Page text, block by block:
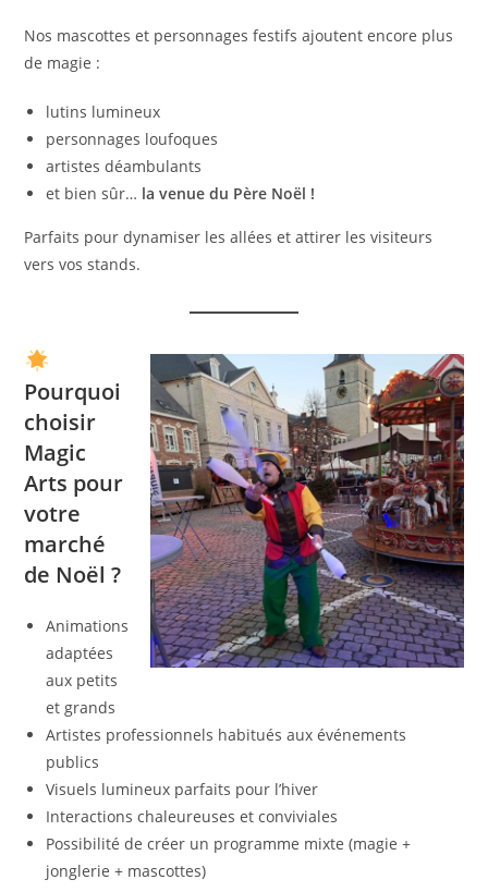
Nos mascottes et personnages festifs ajoutent encore plus
de magie :
lutins lumineux
personnages loufoques
artistes déambulants
et bien sûr… la venue du Père Noël !
Parfaits pour dynamiser les allées et attirer les visiteurs
vers vos stands.
Pourquoi
choisir
Magic
Arts pour
votre
marché
de Noël ?
Animations
adaptées
aux petits
et grands
Artistes professionnels habitués aux événements
publics
Visuels lumineux parfaits pour l’hiver
Interactions chaleureuses et conviviales
Possibilité de créer un programme mixte (magie +
jonglerie + mascottes)